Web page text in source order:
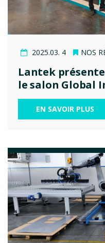
2025.03. 4 NOS
Lantek
le salon Global
EN SAVOIR PLUS